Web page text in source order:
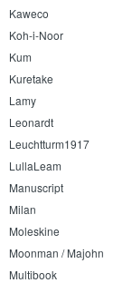
Kaweco
Koh-i-Noor
Kum
Kuretake
Lamy
Leonardt
Leuchtturm1917
LullaLeam
Manuscript
Milan
Moleskine
Moonman / Majohn
Multibook